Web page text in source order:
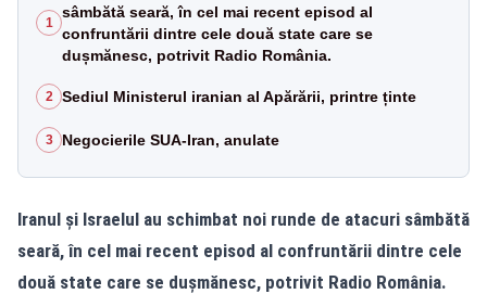
1
sâmbătă seară, în cel mai recent episod al
confruntării dintre cele două state care se
dușmănesc, potrivit Radio România.
2 Sediul Ministerul iranian al Apărării, printre ținte
3 Negocierile SUA-Iran, anulate
Iranul și Israelul au schimbat noi runde de atacuri sâmbătă
seară, în cel mai recent episod al confruntării dintre cele
două state care se dușmănesc, potrivit Radio România.